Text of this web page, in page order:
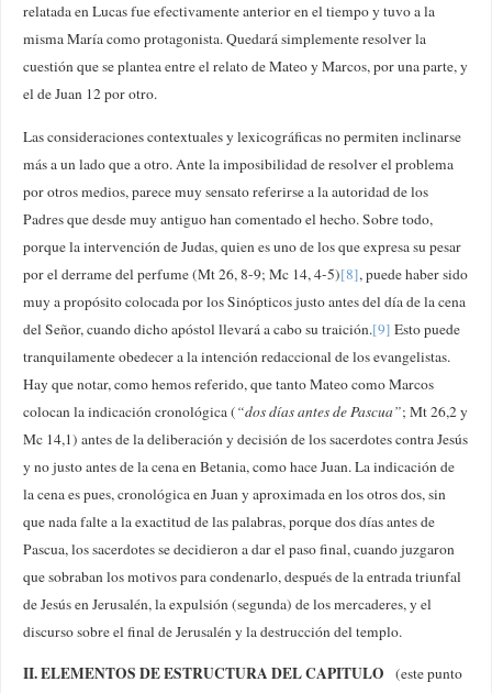
relatada en Lucas fue efectivamente anterior en el tiempo y tuvo a la
misma María como protagonista. Quedará simplemente resolver la
cuestión que se plantea entre el relato de Mateo y Marcos, por una parte, y
el de Juan 12 por otro.
Las consideraciones contextuales y lexicográficas no permiten inclinarse
más a un lado que a otro. Ante la imposibilidad de resolver el problema
por otros medios, parece muy sensato referirse a la autoridad de los
Padres que desde muy antiguo han comentado el hecho. Sobre todo,
porque la intervención de Judas, quien es uno de los que expresa su pesar
por el derrame del perfume (Mt 26, 8-9; Mc 14, 4-5)[8], puede haber sido
muy a propósito colocada por los Sinópticos justo antes del día de la cena
del Señor, cuando dicho apóstol llevará a cabo su traición.[9] Esto puede
tranquilamente obedecer a la intención redaccional de los evangelistas.
Hay que notar, como hemos referido, que tanto Mateo como Marcos
colocan la indicación cronológica (“dos días antes de Pascua”; Mt 26,2 y
Mc 14,1) antes de la deliberación y decisión de los sacerdotes contra Jesús
y no justo antes de la cena en Betania, como hace Juan. La indicación de
la cena es pues, cronológica en Juan y aproximada en los otros dos, sin
que nada falte a la exactitud de las palabras, porque dos días antes de
Pascua, los sacerdotes se decidieron a dar el paso final, cuando juzgaron
que sobraban los motivos para condenarlo, después de la entrada triunfal
de Jesús en Jerusalén, la expulsión (segunda) de los mercaderes, y el
discurso sobre el final de Jerusalén y la destrucción del templo.
II. ELEMENTOS DE ESTRUCTURA DEL CAPITULO(este punto